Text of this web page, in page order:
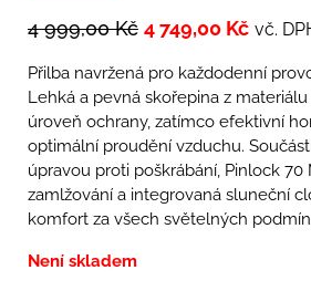
4 999,00Kč 4 749,00 Kč vč.
Přilba navržená pro každodenní
Lehká a pevná skořepina z
úroveň ochrany, zatímco efektivní
optimální proudění vzduchu.
úpravou proti poškrábání, Pinlock 70
zamlžování a integrovaná sluneční
komfort za všech světelných
Není skladem